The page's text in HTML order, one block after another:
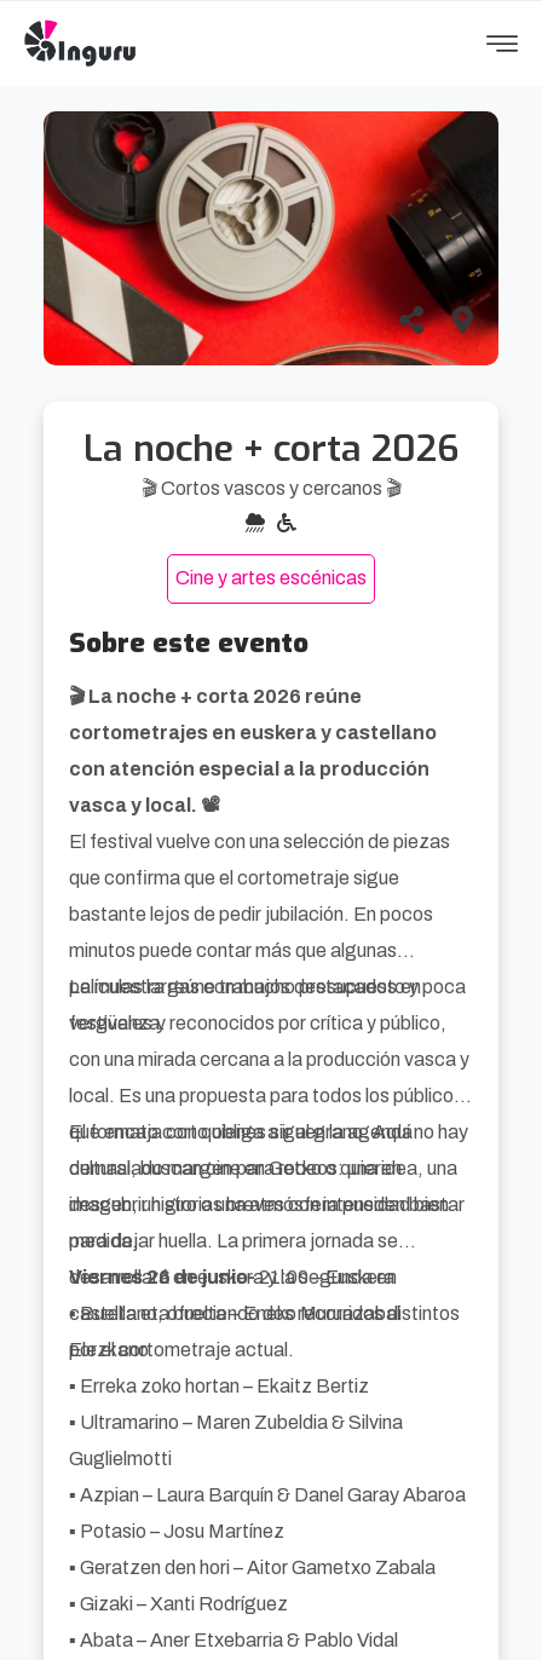
La noche + corta 2026
🎬 Cortos vascos y cercanos 🎬
Cine y artes escénicas
Sobre este evento
🎬 La noche + corta 2026 reúne
cortometrajes en euskera y castellano
con atención especial a la producción
vasca y local. 📽️
El festival vuelve con una selección de piezas
que confirma que el cortometraje sigue
bastante lejos de pedir jubilación. En pocos
minutos puede contar más que algunas
películas largas con mucho presupuesto y poca
vergüenza.
La muestra reúne trabajos destacados en
festivales y reconocidos por crítica y público,
con una mirada cercana a la producción vasca y
local. Es una propuesta para todos los públicos
que encaja con quienes siguen la agenda
cultural, buscan cine en Getxo o quieren
descubrir historias breves con intensidad bien
medida.
El formato corto obliga a ir al grano. Aquí no hay
demasiado margen para rodeos: una idea, una
imagen, un giro o una atmósfera pueden bastar
para dejar huella. La primera jornada se
desarrollará en euskera y la segunda en
castellano, ofreciendo dos recorridos distintos
por el cortometraje actual.
Viernes 26 de junio-21:00 – Euskera
▪️ Buelta eta buelta – Eneko Muruazabal
Elezkano
▪️ Erreka zoko hortan – Ekaitz Bertiz
▪️ Ultramarino – Maren Zubeldia & Silvina
Guglielmotti
▪️ Azpian – Laura Barquín & Danel Garay Abaroa
▪️ Potasio – Josu Martínez
▪️ Geratzen den hori – Aitor Gametxo Zabala
▪️ Gizaki – Xanti Rodríguez
▪️ Abata – Aner Etxebarria & Pablo Vidal